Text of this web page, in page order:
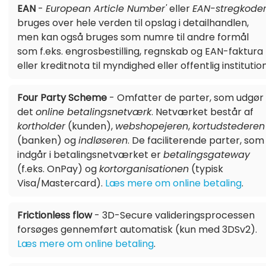
EAN - European Article Number'ellerEAN-stregkoder
bruges over hele verden til opslag i detailhandlen,
men kan også bruges som numre til andre formål
som f.eks. engrosbestilling, regnskab og EAN-faktura
eller kreditnota til myndighed eller offentlig
Four Party Scheme - Omfatter de parter, som udgør
det online betalingsnetværk. Netværket består af
kortholder(kunden), webshopejeren,kortudstederen
(banken) ogindløseren. De faciliterende parter, som
indgår i betalingsnetværket erbetalingsgateway
(f.eks. OnPay) ogkortorganisationen (typisk
Visa/Mastercard). Læs mere om online betaling.
Frictionless flow- 3D-Secure valideringsprocessen
forsøges gennemført automatisk (kun med 3DSv2).
Læs mere om online betaling.